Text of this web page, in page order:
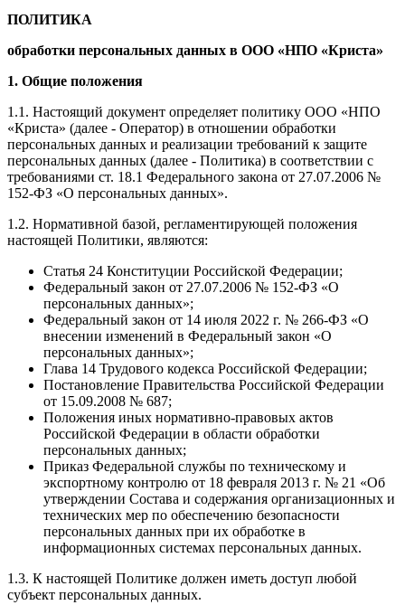
ПОЛИТИКА
обработки персональных данных в ООО «НПО «Криста»
1. Общие положения
1.1. Настоящий документ определяет политику ООО «НПО
«Криста» (далее - Оператор) в отношении обработки
персональных данных и реализации требований к защите
персональных данных (далее - Политика) в соответствии с
требованиями ст. 18.1 Федерального закона от 27.07.2006 №
152-ФЗ «О персональных данных».
1.2. Нормативной базой, регламентирующей положения
настоящей Политики, являются:
Статья 24 Конституции Российской Федерации;
Федеральный закон от 27.07.2006 № 152-ФЗ «О
персональных данных»;
Федеральный закон от 14 июля 2022 г. № 266-ФЗ «О
внесении изменений в Федеральный закон «О
персональных данных»;
Глава 14 Трудового кодекса Российской Федерации;
Постановление Правительства Российской Федерации
от 15.09.2008 № 687;
Положения иных нормативно-правовых актов
Российской Федерации в области обработки
персональных данных;
Приказ Федеральной службы по техническому и
экспортному контролю от 18 февраля 2013 г. № 21 «Об
утверждении Состава и содержания организационных и
технических мер по обеспечению безопасности
персональных данных при их обработке в
информационных системах персональных данных.
1.3. К настоящей Политике должен иметь доступ любой
субъект персональных данных.